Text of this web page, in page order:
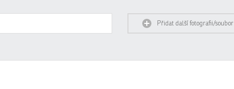
Přidat další fotografii/soubor